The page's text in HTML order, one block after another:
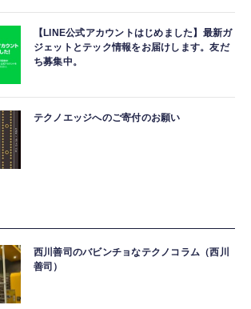
【LINE公式アカウントはじめました】最新ガ
ジェットとテック情報をお届けします。友だ
ち募集中。
テクノエッジへのご寄付のお願い
西川善司のバビンチョなテクノコラム（西川
善司）